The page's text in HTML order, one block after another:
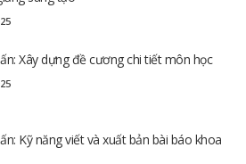
Xây dựng đề cương chi tiết môn học
Kỹ năng viết và xuất bản bài báo khoa